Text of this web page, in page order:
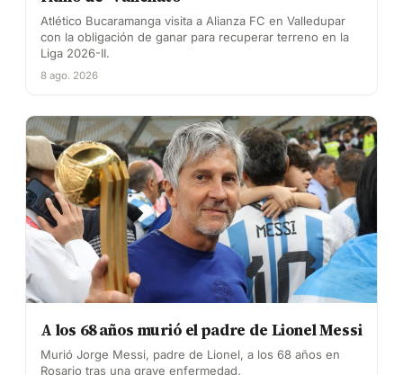
Atlético Bucaramanga visita a Alianza FC en Valledupar
con la obligación de ganar para recuperar terreno en la
Liga 2026-II.
8 ago. 2026
A los 68 años murió el padre de Lionel Messi
Murió Jorge Messi, padre de Lionel, a los 68 años en
Rosario tras una grave enfermedad.